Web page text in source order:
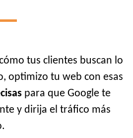
tus clientes buscan lo
optimizo tu web con esas
para que Google te
y dirija el tráfico más